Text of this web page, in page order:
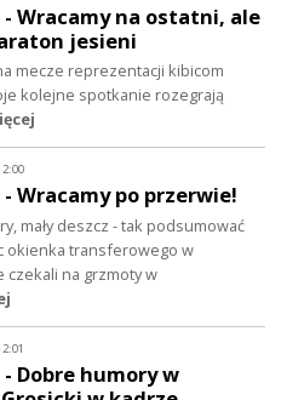
- Wracamy na ostatni, ale
jesieni
mecze reprezentacji kibicom
kolejne spotkanie rozegrają
- Wracamy po przerwie!
mały deszcz - tak podsumować
okienka transferowego w
czekali na grzmoty w
- Dobre humory w